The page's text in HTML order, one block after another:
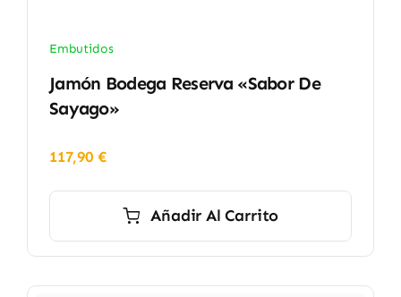
Embutidos
Jamón Bodega Reserva «Sabor De
Sayago»
117,90 €
Añadir Al Carrito